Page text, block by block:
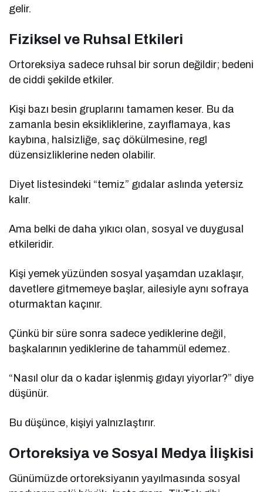
gelir.
Fiziksel ve Ruhsal Etkileri
Ortoreksiya sadece ruhsal bir sorun değildir; bedeni
de ciddi şekilde etkiler.
Kişi bazı besin gruplarını tamamen keser. Bu da
zamanla besin eksikliklerine, zayıflamaya, kas
kaybına, halsizliğe, saç dökülmesine, regl
düzensizliklerine neden olabilir.
Diyet listesindeki “temiz” gıdalar aslında yetersiz
kalır.
Ama belki de daha yıkıcı olan, sosyal ve duygusal
etkileridir.
Kişi yemek yüzünden sosyal yaşamdan uzaklaşır,
davetlere gitmemeye başlar, ailesiyle aynı sofraya
oturmaktan kaçınır.
Çünkü bir süre sonra sadece yediklerine değil,
başkalarının yediklerine de tahammül edemez.
“Nasıl olur da o kadar işlenmiş gıdayı yiyorlar?” diye
düşünür.
Bu düşünce, kişiyi yalnızlaştırır.
Ortoreksiya ve Sosyal Medya İlişkisi
Günümüzde ortoreksiyanın yayılmasında sosyal